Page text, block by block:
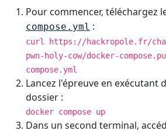
Pour commencer, téléchargez
compose.yml :
curl https://hackropole.fr/
pwn-holy-cow/docker-
compose.yml
Lancez l'épreuve en exécutant
dossier :
docker compose up
Dans un second terminal,